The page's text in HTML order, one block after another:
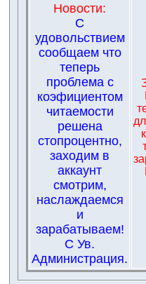
Новости:
С
удовольствием
сообщаем что
теперь
проблема с
коэфициентом
читаемости
решена
стопроцентно,
заходим в
аккаунт
смотрим,
наслаждаемся
и
зарабатываем!
С Ув.
Администрация.